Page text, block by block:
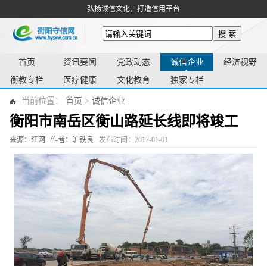
弘扬诚信文化，打造信用平台
搜 索
首页 资讯要闻 党政动态 诚信企业 经济视野
衡教专栏 医疗健康 文化教育 独家专栏
当前位置： 首页 > 诚信企业
衡阳市南岳区衡山路延长线即将竣工
来源：红网 作者：旷铁良 发布时间：2017-01-01